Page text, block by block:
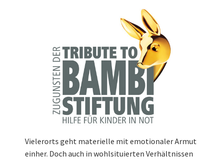
Vielerorts geht materielle mit emotionaler Armut
einher. Doch auch in wohlsituierten Verhältnissen